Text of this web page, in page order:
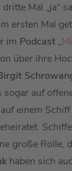
Mal „ja“
ersten Mal
im Podcast „
über ihre
auf
einem
große Rolle,
haben sich